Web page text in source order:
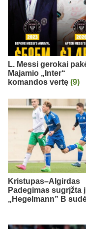
L. Messi gerokai
Majamio „Inter“
komandos vertę (9)
Kristupas–Algirdas
Padegimas sugrįžta
„Hegelmann” B